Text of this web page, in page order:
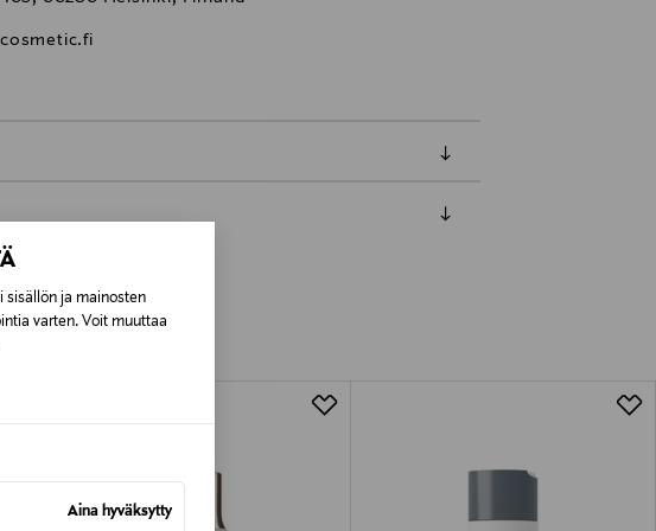
sisällön ja mainosten
varten. Voit muuttaa
Aina hyväksytty
ja tuotteen koosta riippuen
on saatavilla valittuun osoitteeseen.
kuluessa tuotteen vastaanottamisesta.